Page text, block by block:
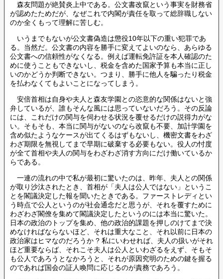
森友問題が絶賛炎上中である。公文書改竄という事実を財務省
が認めたためだが、なぜこれで内閣が責任を取って総辞職しない
のか全くもって理解に苦しむ。
いうまでもないが公文書偽造は懲役10年以下の重い犯罪であ
る。当然だ。公文書の内容を勝手に変えてよいのなら、あらゆる
公文書への信頼性がなくなる。例えば運転免許証を本人確認のた
めに使うこともできないし、税金を含めた国家予算も本当に正し
いのかどうか判断できない。つまり、勝手に他人を騙ったり税金
を払わなくてもよいことになってしまう。
安倍首相は自身や夫人と森友学園との恣意的な関係はないと強
弁しているが、誰もそんな風には思っていないだろう。その反論
には、これだけの関与を伺わせる状況を覆せるだけの説得力がな
い。そもそも、本当に関与がないのなら改竄も不要、加計学園を
含め似たようなケースが出てくるはずもないし、機密文書をわざ
わざ期限を無視してまで早期に破棄する必要もない。役人の忖度
が全て首相や夫人の関与をわざわざ消す方向にだけ働いているか
らである。
一連の流れの中で私が最初に驚いたのは、昨年、夫人との関係
が取り沙汰されたとき、首相が「夫人は公人ではない」というこ
とを閣議決定した報を聞いたときである。ファーストレディとい
う時点で公人というのが社会通念だと思うが、それを覆すために
わざわざ閣僚を集めて閣議決定したというのには本当に驚いた。
日本の政治のトップを集め、他の政治的課題を押しのけてまで決
めなければならないほど、それは重大なこと、それ以前に日本の
政治家はヒマなのだろうか ? 私にいわせれば、夫人の扱いがそれ
ほど重要ならば、それこそ夫人は公人といわざるをえず、そもそ
も公人であろうとなかろうと、それが原因究明のための鍵を握る
のであれば国会の証人喚問に応じるのが責務であろう。